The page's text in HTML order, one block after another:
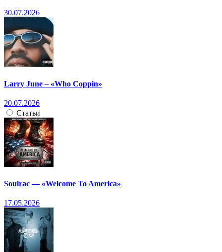
30.07.2026
Larry June – «Who Coppin»
20.07.2026
Статьи
Soulrac — «Welcome To America»
17.05.2026